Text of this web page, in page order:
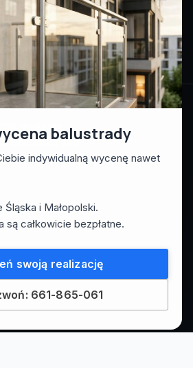
nowoczesne balustrady
Śląska i Małopolski.
WhatsApp
Grabowa 10b
7:00 – 17:00
balustrady
indywidualną wycenę nawet
Śląska i Małopolski.
są całkowicie bezpłatne.
swoją realizację
661-865-061